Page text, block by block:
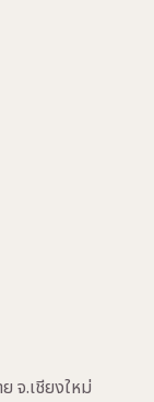
จ.เชียงใหม่